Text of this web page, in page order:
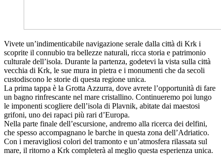
Vivete un’indimenticabile navigazione serale dalla città di Krk i
scoprite il connubio tra bellezze naturali, ricca storia e patrimonio
culturale dell’isola. Durante la partenza, godetevi la vista sulla città
vecchia di Krk, le sue mura in pietra e i monumenti che da secoli
custodiscono le storie di questa regione unica.
La prima tappa è la Grotta Azzurra, dove avrete l’opportunità di fare
un bagno rinfrescante nel mare cristallino. Continueremo poi lungo
le imponenti scogliere dell’isola di Plavnik, abitate dai maestosi
grifoni, uno dei rapaci più rari d’Europa.
Nella parte finale dell’escursione, andremo alla ricerca dei delfini,
che spesso accompagnano le barche in questa zona dell’Adriatico.
Con i meravigliosi colori del tramonto e un’atmosfera rilassata sul
mare, il ritorno a Krk completerà al meglio questa esperienza unica.